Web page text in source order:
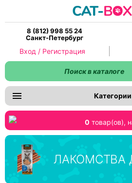
8 (812) 998 55 24
Санкт-Петербург
0 товар(ов),
Категории
Вход / Регистрация
ЛАКОМСТВА